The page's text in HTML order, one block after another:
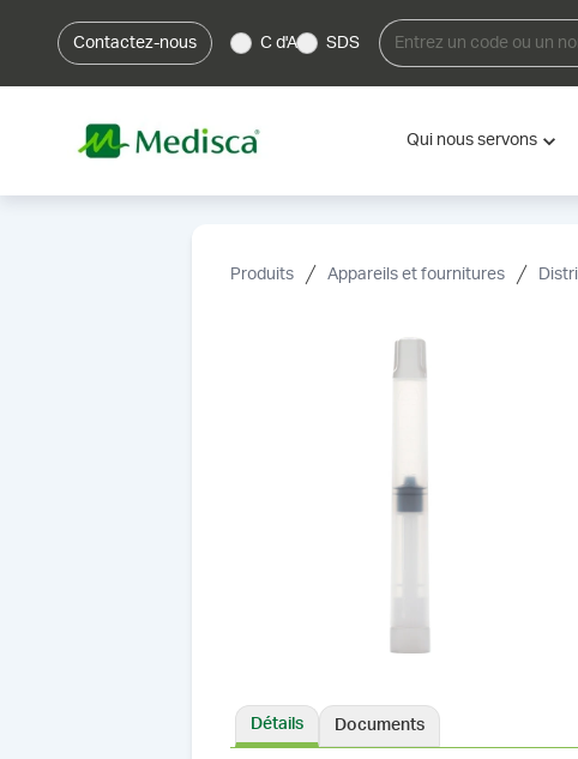
Contactez-nous C d'A SDS
Qui nous servons
Produits Appareils et fournitures
Détails Documents